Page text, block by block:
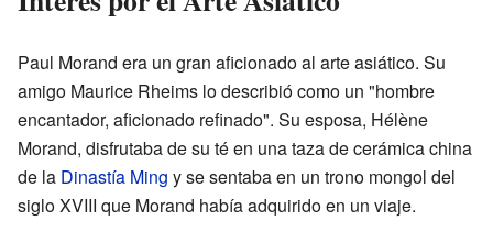
Paul Morand era un gran aficionado al arte asiático. Su
amigo Maurice Rheims lo describió como un "hombre
encantador, aficionado refinado". Su esposa, Hélène
Morand, disfrutaba de su té en una taza de cerámica china
de la Dinastía Ming y se sentaba en un trono mongol del
siglo XVIII que Morand había adquirido en un viaje.